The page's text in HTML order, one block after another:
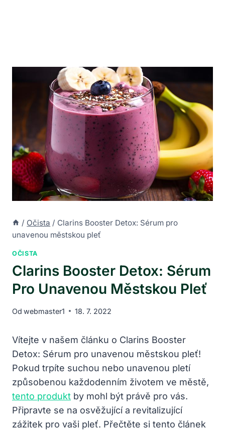
/ Očista / Clarins Booster Detox: Sérum pro
unavenou městskou pleť
OČISTA
Clarins Booster Detox: Sérum
Pro Unavenou Městskou Pleť
Od webmaster1 18. 7. 2022
Vítejte v našem článku o Clarins Booster
Detox: Sérum pro unavenou městskou pleť!
Pokud trpíte suchou nebo unavenou pletí
způsobenou každodenním životem ve městě,
tento produkt by mohl být právě pro vás.
Připravte se na osvěžující a revitalizující
zážitek pro vaši pleť. Přečtěte si tento článek